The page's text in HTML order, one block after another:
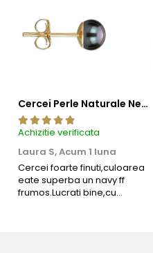
Cercei Perle Naturale Negre 5-6 mm, Buton AAA, Aur 14K (aur 585), Tip Șurub | KASKADDA®
Achizitie verificata
Laura S,Acum 1 luna
Cercei foarte finuti,culoarea
eate superba un navy ff
frumos.Lucrati bine,cu